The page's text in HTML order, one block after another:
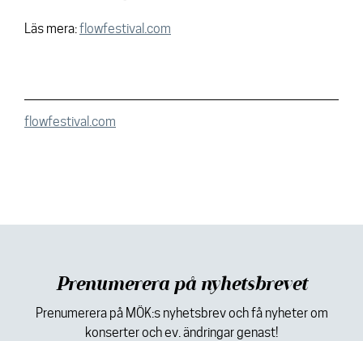
Läs mera:flowfestival.com
flowfestival.com
Prenumerera på nyhetsbrevet
Prenumerera på MÖK:s nyhetsbrev och få nyheter om
konserter och ev. ändringar genast!